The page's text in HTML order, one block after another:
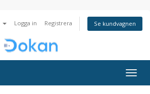
Logga in Registrera Se kundvagnen